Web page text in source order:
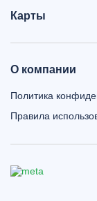
Карты
О компании
Политика
Правила